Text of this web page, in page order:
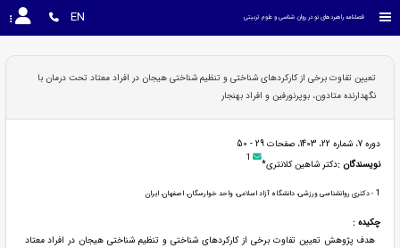
فصلنامه راهبردهای نو در روان شناسی و علوم تربیتی EN
تعیین تفاوت برخی از کارکردهای شناختی و تنظیم شناختی هیجان در افراد معتاد تحت درمان با
نگهدارنده متادون، بوپرنورفین و افراد بهنجار
دوره 7، شماره 22، 1403، صفحات 29 - 50
نویسندگان :دکتر شاهین کلانتری* 1
1 - دکتری روانشناسی ورزشی، دانشگاه آزاد اسلامی، واحد خوارسگان، اصفهان، ایران
چکیده :
هدف پژوهش تعیین تفاوت برخی از کارکردهای شناختی و تنظیم شناختی هیجان در افراد معتاد